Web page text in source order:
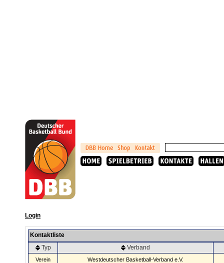
Login
Kontaktliste
Typ
Verband
Verein Westdeutscher Basketball-Verband e.V.